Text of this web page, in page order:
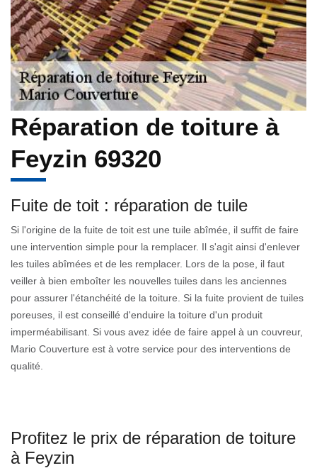
Réparation de toiture à
Feyzin 69320
Fuite de toit : réparation de tuile
Si l'origine de la fuite de toit est une tuile abîmée, il suffit de faire
une intervention simple pour la remplacer. Il s'agit ainsi d'enlever
les tuiles abîmées et de les remplacer. Lors de la pose, il faut
veiller à bien emboîter les nouvelles tuiles dans les anciennes
pour assurer l'étanchéité de la toiture. Si la fuite provient de tuiles
poreuses, il est conseillé d'enduire la toiture d'un produit
imperméabilisant. Si vous avez idée de faire appel à un couvreur,
Mario Couverture est à votre service pour des interventions de
qualité.
Profitez le prix de réparation de toiture
à Feyzin